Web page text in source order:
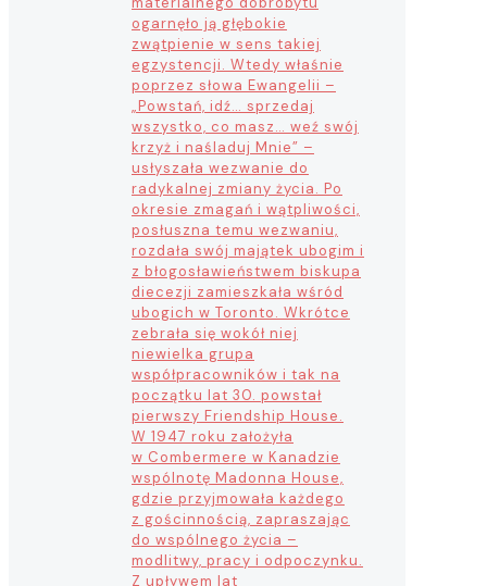
ogarnęło ją głębokie
zwątpienie w sens takiej
egzystencji. Wtedy właśnie
poprzez słowa Ewangelii –
„Powstań, idź… sprzedaj
wszystko, co masz… weź swój
krzyż i naśladuj Mnie” –
usłyszała wezwanie do
radykalnej zmiany życia. Po
okresie zmagań i wątpliwości,
posłuszna temu wezwaniu,
rozdała swój majątek ubogim i
z błogosławieństwem biskupa
diecezji zamieszkała wśród
ubogich w Toronto. Wkrótce
zebrała się wokół niej
niewielka grupa
współpracowników i tak na
początku lat 30. powstał
pierwszy Friendship House.
W 1947 roku założyła
w Combermere w Kanadzie
wspólnotę Madonna House,
gdzie przyjmowała każdego
z gościnnością, zapraszając
do wspólnego życia –
modlitwy, pracy i odpoczynku.
Z upływem lat